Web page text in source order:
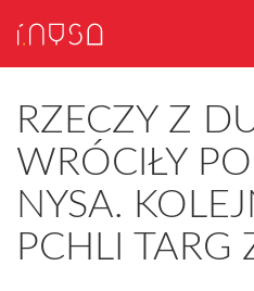
RZECZY Z
WRÓCIŁY
NYSA.
PCHLI TARG